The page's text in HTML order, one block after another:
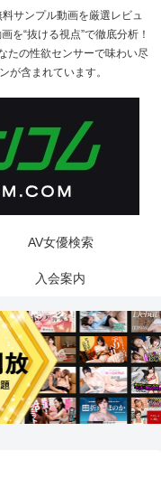
サンプル動画を厳選レビュ
を“抜ける視点”で徹底分析！
たの性欲センサーで味わい尽
が含まれています。
AV女優検索
入会案内